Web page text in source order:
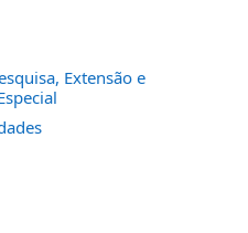
Extensão e